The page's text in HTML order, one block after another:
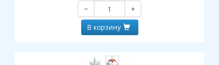
−
+
В корзину